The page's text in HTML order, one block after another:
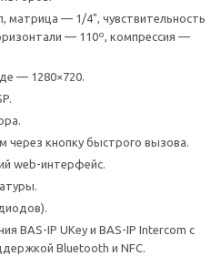
— 1/4", чувствительность
— 110º, компрессия —
— 1280×720.
через кнопку быстрого вызова.
web-интерфейс.
BAS-IP UKey и BAS-IP Intercom с
Bluetooth и NFC.